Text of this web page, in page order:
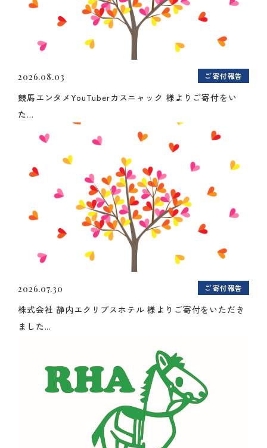
2026.08.03 ご寄付報告
競馬エンタメYouTuberカスニャック 様よりご寄付をい
た...
2026.07.30 ご寄付報告
株式会社 静内エクリプスホテル 様よりご寄付をいただき
ました...